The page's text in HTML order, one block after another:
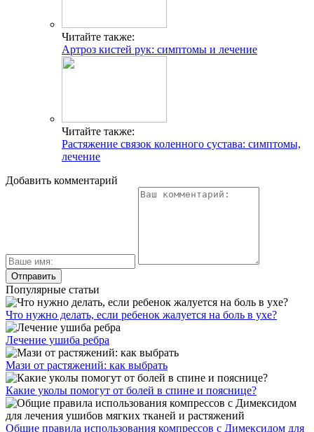
Читайте также:
Артроз кистей рук: симптомы и лечение
Читайте также:
Растяжение связок коленного сустава: симптомы,
лечение
Добавить комментарий
Популярные статьи
Что нужно делать, если ребенок жалуется на боль в ухе?
Лечение ушиба ребра
Мази от растяжений: как выбрать
Какие уколы помогут от болей в спине и пояснице?
Общие правила использования компрессов с Димексидом для